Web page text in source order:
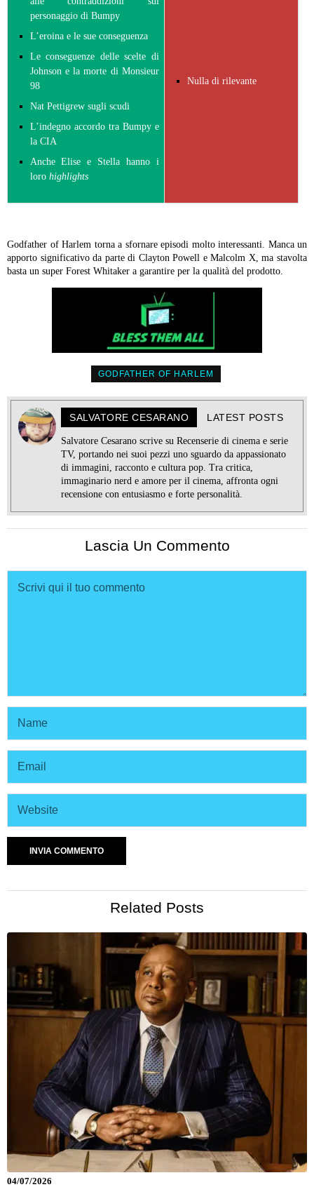
personaggio di Bumpy
L’eroina e le sue conseguenza
Le conseguenze delle scelte di
Johnson e la morte di Monsieur
98
Nat Pettigrew sugli scudi
L’indegno accordo tra Bumpy e
la CIA
Anche Elise e Stella hanno i
loro highlights
Nulla di rilevante
Godfather of Harlem torna a sfornare episodi molto interessanti. Manca un
apporto significativo da parte di Clayton Powell e Malcolm X, ma stavolta
basta un super Forest Whitaker a garantire per la qualità del prodotto.
GODFATHER OF HARLEM
SALVATORE CESARANO LATEST POSTS
Salvatore Cesarano scrive su Recenserie di cinema e serie
TV, portando nei suoi pezzi uno sguardo da appassionato
di immagini, racconto e cultura pop. Tra critica,
immaginario nerd e amore per il cinema, affronta ogni
recensione con entusiasmo e forte personalità.
Lascia Un Commento
Related Posts
04/07/2026